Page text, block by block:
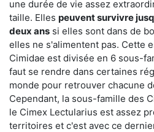
une durée de vie assez
taille. Elles peuvent survivre
deux ans si elles sont dans de
elles ne s'alimentent pas. Cette
Cimidae est divisée en 6 sous-
faut se rendre dans certaines
monde pour retrouver chacune
Cependant, la sous-famille des
le Cimex Lectularius est assez
territoires et c'est avec ce